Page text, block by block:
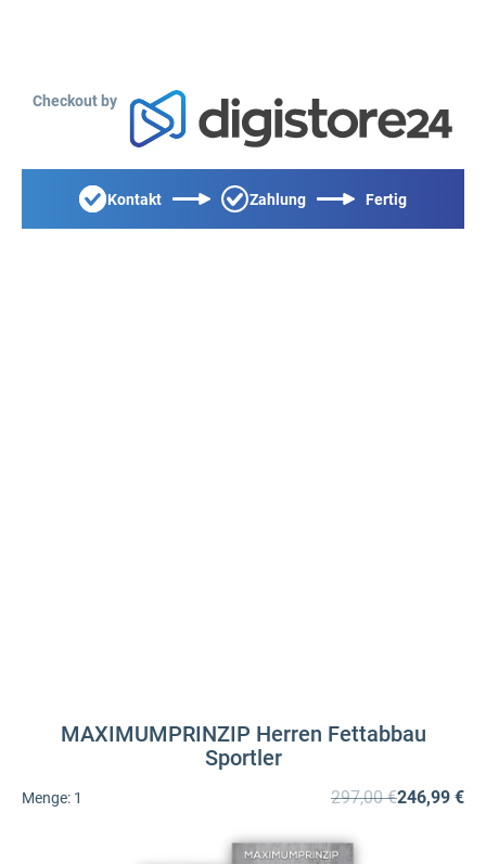
Checkout by
Kontakt Zahlung Fertig
MAXIMUMPRINZIP Herren Fettabbau
Sportler
Menge: 1 297,00 €246,99 €